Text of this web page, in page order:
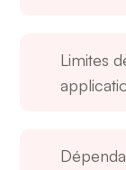
Limites